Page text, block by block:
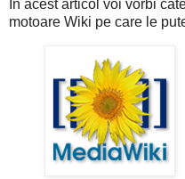
În acest articol voi vorbi
motoare Wiki pe care le